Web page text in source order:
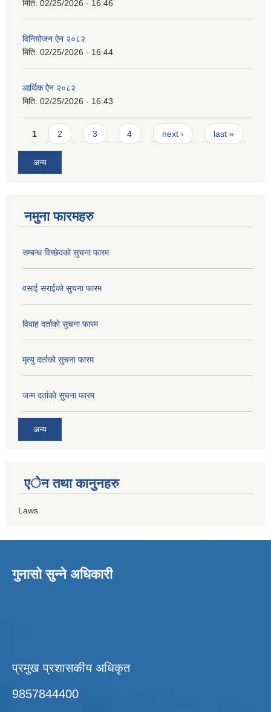
मिति: 02/25/2026 - 16:46
विनियोजन ऐन २०८२
मिति: 02/25/2026 - 16:44
आर्थिक ऐेन २०८२
मिति: 02/25/2026 - 16:43
Pages
1 2 3 4 next › last »
अन्य
नमुना फारमहरु
सम्बन्ध विच्छेदकाे सुचना फारम
वसाई सराईकाे सुचना फारम
विवाह दर्ताकाे सुचना फारम
मृत्यु दर्ताकाे सुचना फारम
जन्म दर्ताकाे सुचना फारम
अन्य
एेन तथा कानुनहरु
Laws
गुनासो सुन्ने अधिकारी
प्रमुख प्रशासकीय अधिकृत
9857844400